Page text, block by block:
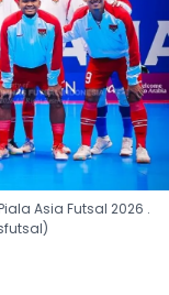
Asia Futsal 2026 .